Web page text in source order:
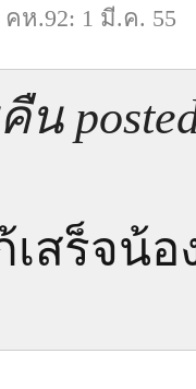
คห.92: 1 มี.ค. 55
เสร็จน้